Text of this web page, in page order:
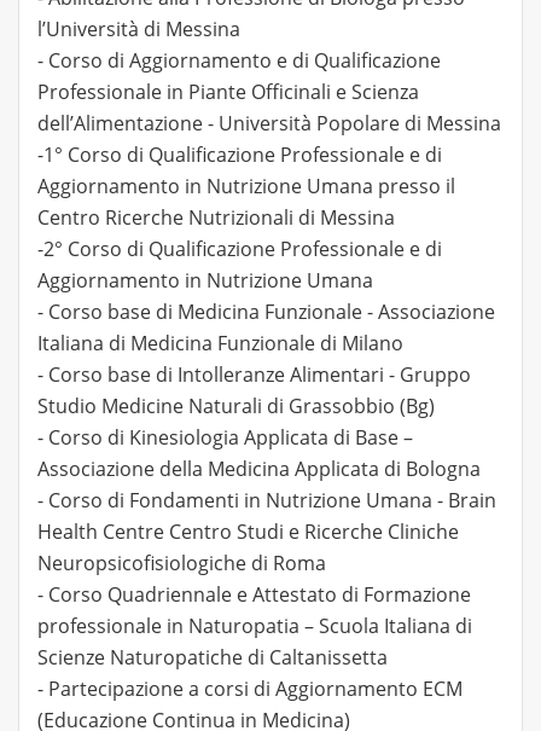
l’Università di Messina
- Corso di Aggiornamento e di Qualificazione
Professionale in Piante Officinali e Scienza
dell’Alimentazione - Università Popolare di Messina
-1° Corso di Qualificazione Professionale e di
Aggiornamento in Nutrizione Umana presso il
Centro Ricerche Nutrizionali di Messina
-2° Corso di Qualificazione Professionale e di
Aggiornamento in Nutrizione Umana
- Corso base di Medicina Funzionale - Associazione
Italiana di Medicina Funzionale di Milano
- Corso base di Intolleranze Alimentari - Gruppo
Studio Medicine Naturali di Grassobbio (Bg)
- Corso di Kinesiologia Applicata di Base –
Associazione della Medicina Applicata di Bologna
- Corso di Fondamenti in Nutrizione Umana - Brain
Health Centre Centro Studi e Ricerche Cliniche
Neuropsicofisiologiche di Roma
- Corso Quadriennale e Attestato di Formazione
professionale in Naturopatia – Scuola Italiana di
Scienze Naturopatiche di Caltanissetta
- Partecipazione a corsi di Aggiornamento ECM
(Educazione Continua in Medicina)